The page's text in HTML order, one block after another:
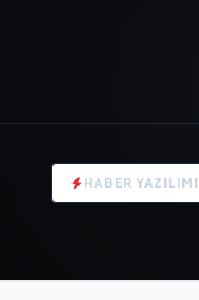
HABER YAZILIMI